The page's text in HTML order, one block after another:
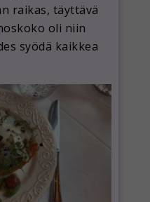
raikas, täyttävä
oli niin
syödä kaikkea